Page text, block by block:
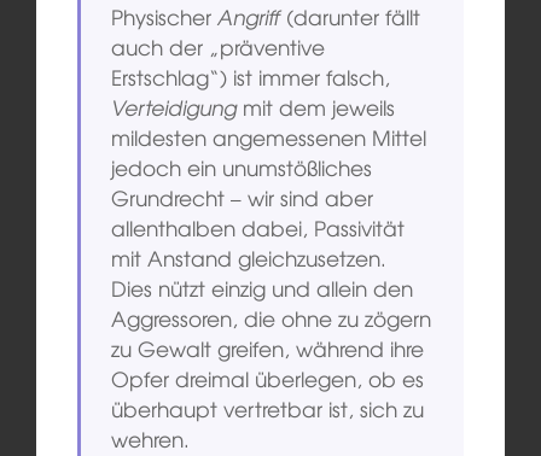
PhysischerAngriff(darunter fällt
auch der „präventive
Erstschlag“) ist immer falsch,
Verteidigungmit dem jeweils
mildesten angemessenen Mittel
jedoch ein unumstößliches
Grundrecht – wir sind aber
allenthalben dabei, Passivität
mit Anstand gleichzusetzen.
Dies nützt einzig und allein den
Aggressoren, die ohne zu zögern
zu Gewalt greifen, während ihre
Opfer dreimal überlegen, ob es
überhaupt vertretbar ist, sich zu
wehren.